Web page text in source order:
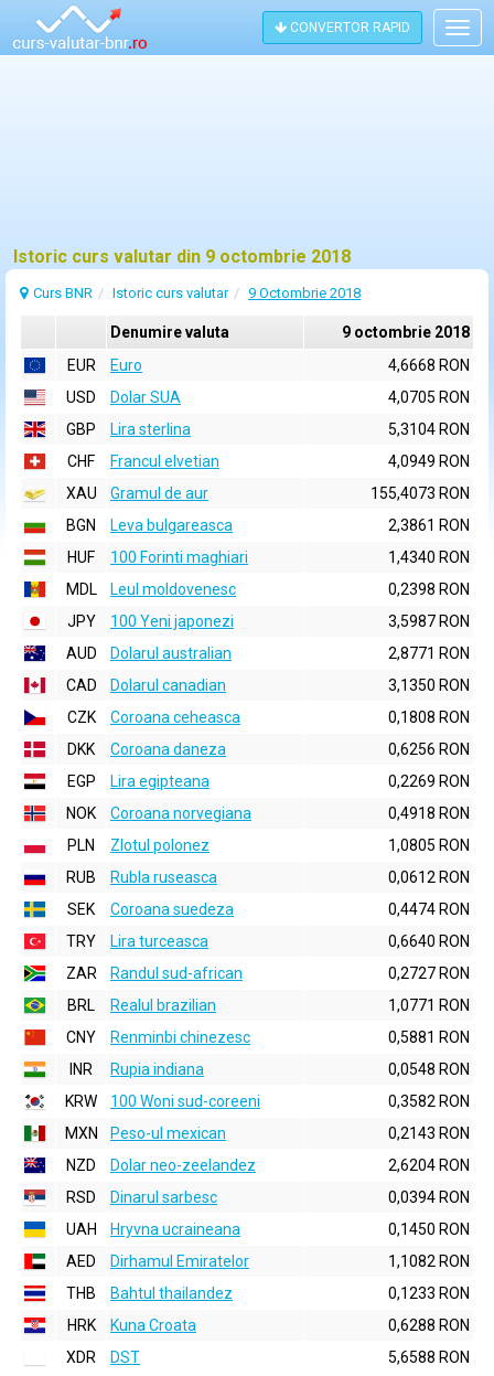
CONVERTOR RAPID
Istoric curs valutar din 9 octombrie 2018
Curs BNR Istoric curs valutar 9 Octombrie 2018
Denumire valuta
9 octombrie 2018
EUR
Euro
4,6668 RON
USD
Dolar SUA
4,0705 RON
GBP
Lira sterlina
5,3104 RON
CHF
Francul elvetian
4,0949 RON
XAU
Gramul de aur
155,4073 RON
BGN
Leva bulgareasca
2,3861 RON
HUF
100 Forinti maghiari
1,4340 RON
MDL
Leul moldovenesc
0,2398 RON
JPY
100 Yeni japonezi
3,5987 RON
AUD
Dolarul australian
2,8771 RON
CAD
Dolarul canadian
3,1350 RON
CZK
Coroana ceheasca
0,1808 RON
DKK
Coroana daneza
0,6256 RON
EGP
Lira egipteana
0,2269 RON
NOK
Coroana norvegiana
0,4918 RON
PLN
Zlotul polonez
1,0805 RON
RUB
Rubla ruseasca
0,0612 RON
SEK
Coroana suedeza
0,4474 RON
TRY
Lira turceasca
0,6640 RON
ZAR
Randul sud-african
0,2727 RON
BRL
Realul brazilian
1,0771 RON
CNY
Renminbi chinezesc
0,5881 RON
INR
Rupia indiana
0,0548 RON
KRW
100 Woni sud-coreeni
0,3582 RON
MXN
Peso-ul mexican
0,2143 RON
NZD
Dolar neo-zeelandez
2,6204 RON
RSD
Dinarul sarbesc
0,0394 RON
UAH
Hryvna ucraineana
0,1450 RON
AED
Dirhamul Emiratelor
1,1082 RON
THB
Bahtul thailandez
0,1233 RON
HRK
Kuna Croata
0,6288 RON
XDR
DST 5,6588 RON